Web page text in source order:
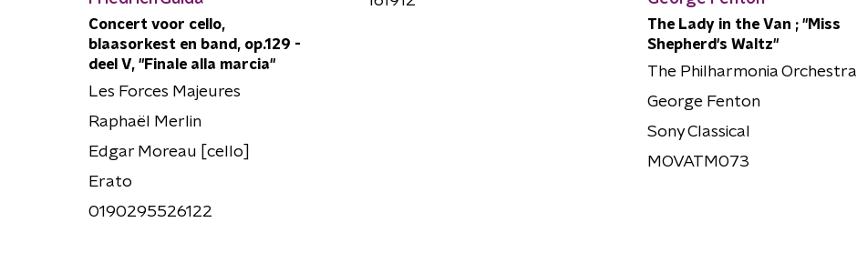
Concert voor cello,
blaasorkest en band, op.129 -
deel V, "Finale alla marcia"
Les Forces Majeures
Raphaël Merlin
Edgar Moreau [cello]
Erato
0190295526122
The Lady in the Van ; "Miss
Shepherd's Waltz"
The Philharmonia Orchestra
George Fenton
Sony Classical
MOVATM073